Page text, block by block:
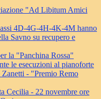
"Ad Libitum Amici
4D-4G-4H-4K-4M hanno
Savno su recupero e
la "Panchina Rossa"
le esecuzioni al pianoforte
- "Premio Remo
Cecilia - 22 novembre ore